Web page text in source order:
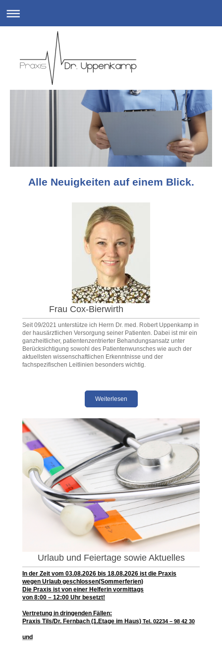
Alle Neuigkeiten auf einem Blick.
Frau Cox-Bierwirth
Seit 09/2021 unterstütze ich Herrn Dr. med. Robert Uppenkamp in
der hausärztlichen Versorgung seiner Patienten. Dabei ist mir ein
ganzheitlicher, patientenzentrierter Behandungsansatz unter
Berücksichtigung sowohl des Patientenwunsches wie auch der
aktuellsten wissenschaftlichen Erkenntnisse und der
fachspezifischen Leitlinien besonders wichtig.
Weiterlesen
Urlaub und Feiertage sowie Aktuelles
In der Zeit vom 03.08.2026 bis 18.08.2026 ist die Praxis
wegen Urlaub geschlossen(Sommerferien)
Die Praxis ist von einer Helferin vormittags
von 8:00 – 12:00 Uhr besetzt!
Vertretung in dringenden Fällen:
Praxis Tils/Dr. Fernbach (1.Etage im Haus) Tel. 02234 – 98 42 30
und